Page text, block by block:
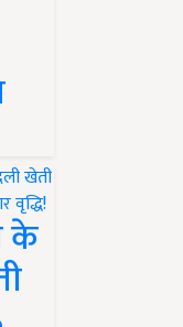
के